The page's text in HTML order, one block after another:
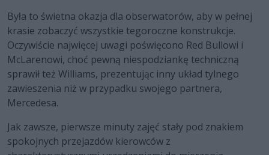
Była to świetna okazja dla obserwatorów, aby w pełnej
krasie zobaczyć wszystkie tegoroczne konstrukcje.
Oczywiście najwięcej uwagi poświęcono Red Bullowi i
McLarenowi, choć pewną niespodziankę techniczną
sprawił też Williams, prezentując inny układ tylnego
zawieszenia niż w przypadku swojego partnera,
Mercedesa.
Jak zawsze, pierwsze minuty zajęć stały pod znakiem
spokojnych przejazdów kierowców z